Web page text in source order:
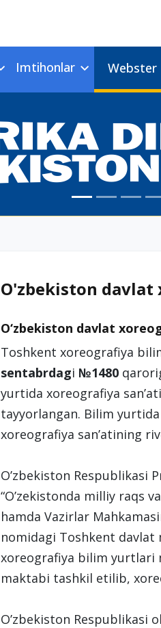
Imtihonlar Webster
O'zbekiston davlat
O‘zbekiston davlat
Toshkent xoreografiya
sentabrdagi №1480
yurtida xoreografiya
tayyorlangan. Bilim
xoreografiya san’atining
O’zbekiston Respublikasi
“O’zekistonda milliy raqs
hamda Vazirlar
nomidagi Toshkent davlat
xoreografiya bilim yurtlari
maktabi tashkil etilib,
O’zbekiston Respublikasi